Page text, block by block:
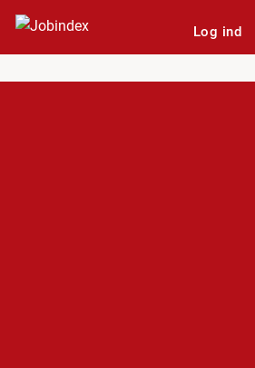
Log ind